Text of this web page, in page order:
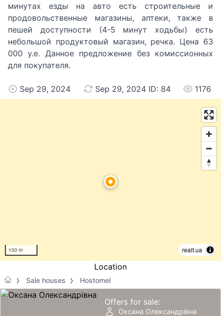
минутах езды на авто есть строительные и
продовольственные магазины, аптеки, также в
пешей доступности (4-5 минут ходьбы) есть
небольшой продуктовый магазин, речка. Цена 63
000 у.е. Данное предложение без комиссионных
для покупателя.
Sep 29, 2024 Sep 29, 2024 ID: 84 1176
100 m realt.ua
Location
Sale houses Hostomel
Offers for sale:
Оксана Олександрівна